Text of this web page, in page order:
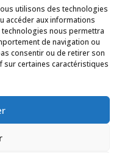
utilisons des technologies
accéder aux informations
nous permettra
de navigation ou
consentir ou de retirer son
sur certaines caractéristiques
cookies